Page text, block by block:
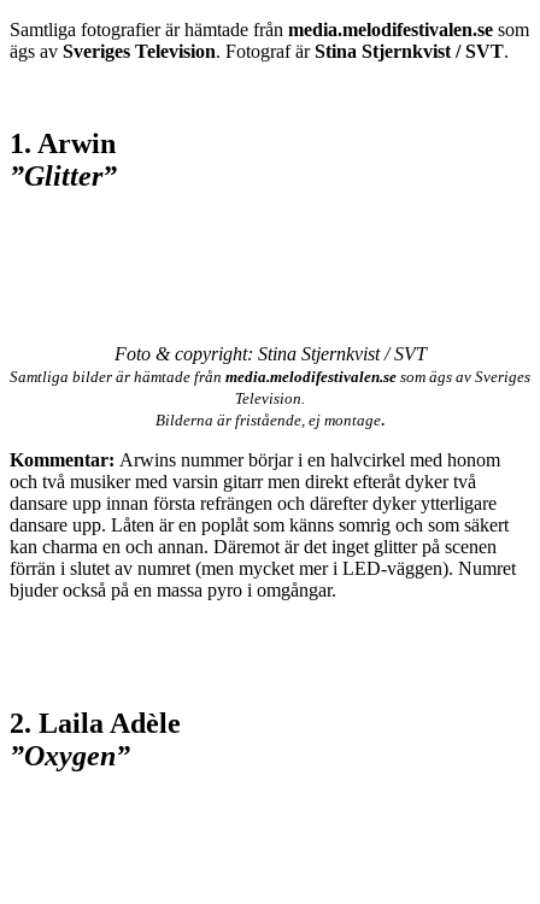
Samtliga fotografier är hämtade från media.melodifestivalen.se som
ägs av Sveriges Television. Fotograf ärStina Stjernkvist / SVT.
1. Arwin
”Glitter”
Foto & copyright: Stina Stjernkvist / SVT
Samtliga bilder är hämtade från media.melodifestivalen.se som ägs av Sveriges
Television.
Bilderna är fristående, ej montage.
Kommentar: Arwins nummer börjar i en halvcirkel med honom
och två musiker med varsin gitarr men direkt efteråt dyker två
dansare upp innan första refrängen och därefter dyker ytterligare
dansare upp. Låten är en poplåt som känns somrig och som säkert
kan charma en och annan. Däremot är det inget glitter på scenen
förrän i slutet av numret (men mycket mer i LED-väggen). Numret
bjuder också på en massa pyro i omgångar.
2. Laila Adèle
”Oxygen”